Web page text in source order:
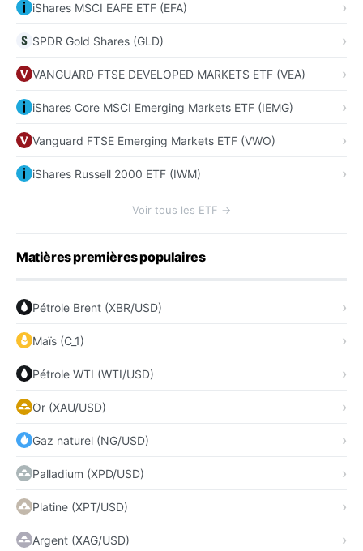
iShares MSCI EAFE ETF (EFA)
SPDR Gold Shares (GLD)
VANGUARD FTSE DEVELOPED MARKETS ETF (VEA)
iShares Core MSCI Emerging Markets ETF (IEMG)
Vanguard FTSE Emerging Markets ETF (VWO)
iShares Russell 2000 ETF (IWM)
Voir tous les ETF →
Matières premières populaires
Pétrole Brent (XBR/USD)
Maïs (C_1)
Pétrole WTI (WTI/USD)
Or (XAU/USD)
Gaz naturel (NG/USD)
Palladium (XPD/USD)
Platine (XPT/USD)
Argent (XAG/USD)